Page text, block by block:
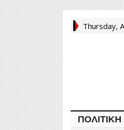
Thursday,
ΠΟΛΙΤΙΚΉ